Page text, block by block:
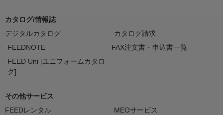
カタログ/情報誌
デジタルカタログ
カタログ請求
FEEDNOTE
FAX注文書・申込書一覧
FEED Uni [ユニフォームカタロ
グ]
その他サービス
FEEDレンタル
MEOサービス